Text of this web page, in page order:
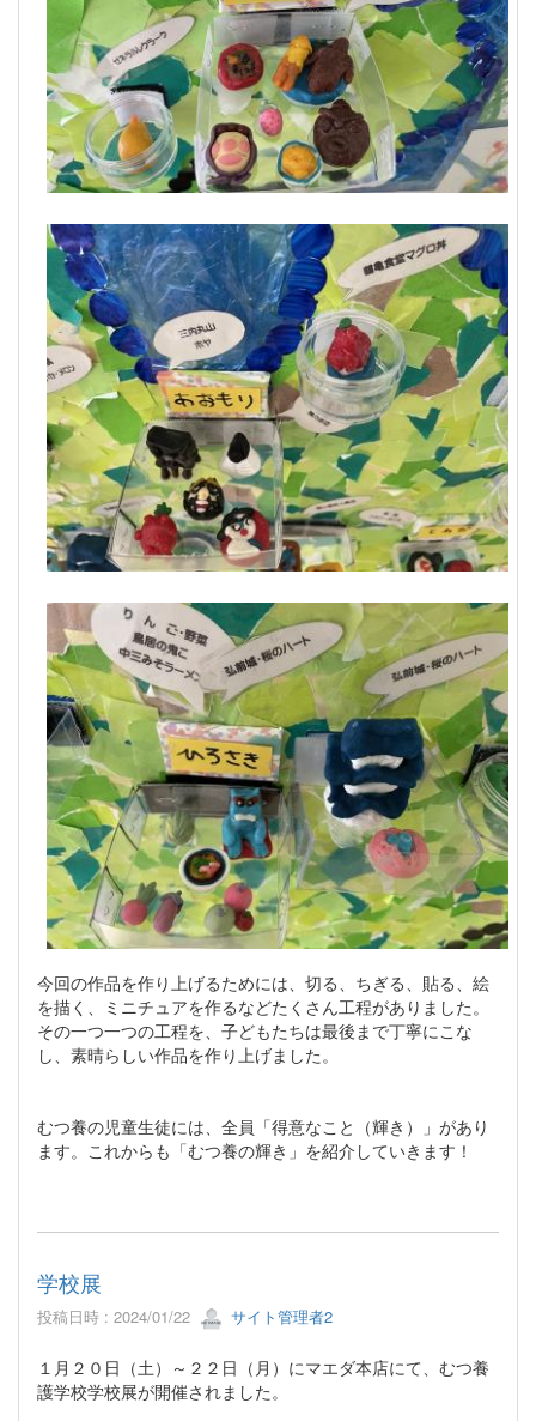
今回の作品を作り上げるためには、切る、ちぎる、貼る、絵
を描く、ミニチュアを作るなどたくさん工程がありました。
その一つ一つの工程を、子どもたちは最後まで丁寧にこな
し、素晴らしい作品を作り上げました。
むつ養の児童生徒には、全員「得意なこと（輝き）」があり
ます。これからも「むつ養の輝き」を紹介していきます！
学校展
投稿日時 : 2024/01/22 サイト管理者2
１月２０日（土）～２２日（月）にマエダ本店にて、むつ養
護学校学校展が開催されました。